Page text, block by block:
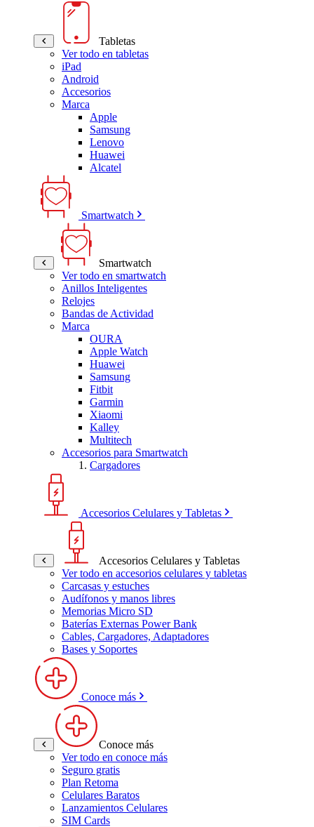
Tabletas
Ver todo en tabletas
iPad
Android
Accesorios
Marca
Apple
Samsung
Lenovo
Huawei
Alcatel
Smartwatch
Smartwatch
Ver todo en smartwatch
Anillos Inteligentes
Relojes
Bandas de Actividad
Marca
OURA
Apple Watch
Huawei
Samsung
Fitbit
Garmin
Xiaomi
Kalley
Multitech
Accesorios para Smartwatch
Cargadores
Accesorios Celulares y Tabletas
Accesorios Celulares y Tabletas
Ver todo en accesorios celulares y tabletas
Carcasas y estuches
Audífonos y manos libres
Memorias Micro SD
Baterías Externas Power Bank
Cables, Cargadores, Adaptadores
Bases y Soportes
Conoce más
Conoce más
Ver todo en conoce más
Seguro gratis
Plan Retoma
Celulares Baratos
Lanzamientos Celulares
SIM Cards